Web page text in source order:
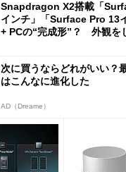
Snapdragon X2搭載「
インチ」「Surface Pro 13
+ PCの“完成形”？ 外観を
次に買うならどれがいい？
はこんなに進化した
AD（Dreame）